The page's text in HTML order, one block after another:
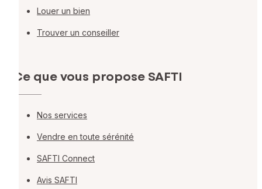
Louer un bien
Trouver un conseiller
Ce que vous propose SAFTI
Nos services
Vendre en toute sérénité
SAFTI Connect
Avis SAFTI